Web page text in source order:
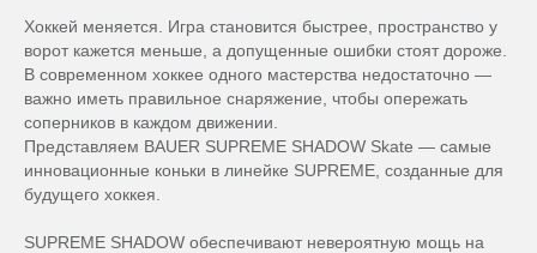
Хоккей меняется. Игра становится быстрее, пространство у
ворот кажется меньше, а допущенные ошибки стоят дороже.
В современном хоккее одного мастерства недостаточно —
важно иметь правильное снаряжение, чтобы опережать
соперников в каждом движении.
Представляем BAUER SUPREME SHADOW Skate — самые
инновационные коньки в линейке SUPREME, созданные для
будущего хоккея.
SUPREME SHADOW обеспечивают невероятную мощь на